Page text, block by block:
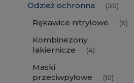
Odzież ochronna (30)
Rękawice nitrylowe (6)
Kombinezony
lakiernicze
(4)
Maski
przeciwpyłowe
(10)